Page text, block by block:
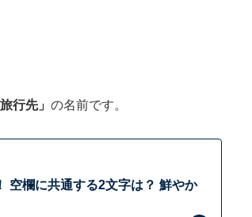
行先」 の名前です。
空欄に共通する2文字は？ 鮮やか